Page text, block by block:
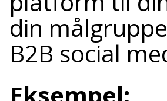
din
B2B social